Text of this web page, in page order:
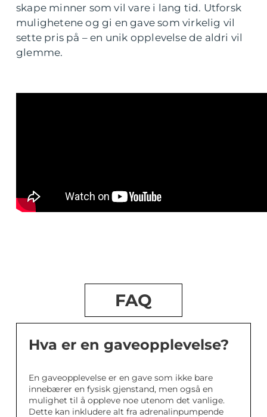
skape minner som vil vare i lang tid. Utforsk
mulighetene og gi en gave som virkelig vil
sette pris på – en unik opplevelse de aldri vil
glemme.
FAQ
Hva er en gaveopplevelse?
En gaveopplevelse er en gave som ikke bare
innebærer en fysisk gjenstand, men også en
mulighet til å oppleve noe utenom det vanlige.
Dette kan inkludere alt fra adrenalinpumpende